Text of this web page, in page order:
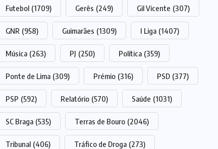
Futebol (1709) Gerês (249) Gil Vicente (307)
GNR (958) Guimarães (1309) I Liga (1407)
Música (263) PJ (250) Política (359)
Ponte de Lima (309) Prémio (316) PSD (377)
PSP (592) Relatório (570) Saúde (1031)
SC Braga (535) Terras de Bouro (2046)
Tribunal (406) Tráfico de Droga (273)